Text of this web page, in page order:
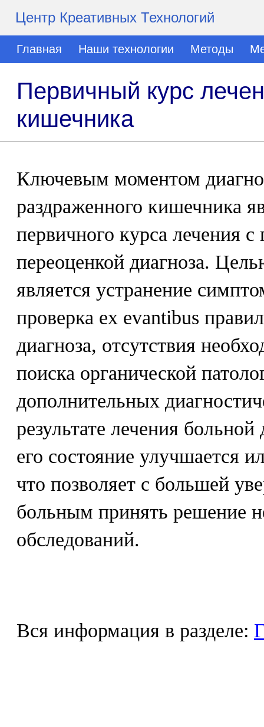
Центр Креативных Технологий
Главная Наши технологии Методы
Первичный курс
кишечника
Ключевым моментом
раздраженного кишечника
первичного курса лечения
переоценкой диагноза.
является устранение
проверка ex evantibus
диагноза, отсутствия
поиска органической
дополнительных
результате лечения
его состояние улучшается
что позволяет с большей
больным принять решение
обследований.
Вся информация в разделе: